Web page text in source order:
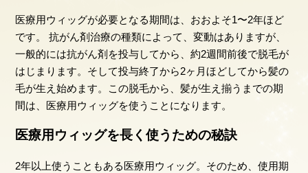
医療用ウィッグが必要となる期間は、おおよそ1〜2年ほど
です。 抗がん剤治療の種類によって、変動はありますが、
一般的には抗がん剤を投与してから、約2週間前後で脱毛が
はじまります。そして投与終了から2ヶ月ほどしてから髪の
毛が生え始めます。この脱毛から、髪が生え揃うまでの期
間は、医療用ウィッグを使うことになります。
医療用ウィッグを長く使うための秘訣
2年以上使うこともある医療用ウィッグ。そのため、使用期